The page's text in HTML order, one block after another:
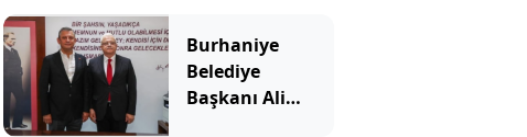
Burhaniye
Belediye
Başkanı Ali